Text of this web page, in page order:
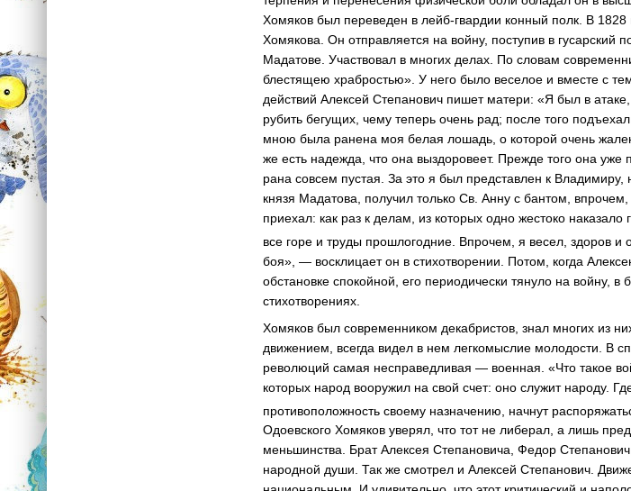
Хомяков был переведен в лейб-гвардии конный полк. В 1828
Хомякова. Он отправляется на войну, поступив в гусарский
Мадатове. Участвовал в многих делах. По словам
блестящею храбростью». У него было веселое и вместе с
действий Алексей Степанович пишет матери: «Я был в
рубить бегущих, чему теперь очень рад; после того
мною была ранена моя белая лошадь, о которой очень
же есть надежда, что она выздоровеет. Прежде того она
рана совсем пустая. За это я был представлен к
князя Мадатова, получил только Св. Анну с бантом,
приехал: как раз к делам, из которых одно жестоко
все горе и труды прошлогодние. Впрочем, я весел, здоров
боя», — восклицает он в стихотворении. Потом, когда
обстановке спокойной, его периодически тянуло на войну,
стихотворениях.
Хомяков был современником декабристов, знал многих из
движением, всегда видел в нем легкомыслие молодости. В
революций самая несправедливая — военная. «Что такое
которых народ вооружил на свой счет: оно служит народу.
противоположность своему назначению, начнут
Одоевского Хомяков уверял, что тот не либерал, а лишь
меньшинства. Брат Алексея Степановича, Федор
народной души. Так же смотрел и Алексей Степанович.